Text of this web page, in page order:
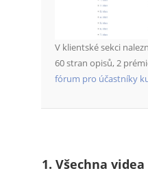
V klientské sekci
60 stran opisů, 2
fórum pro účastníky
1. Všechna